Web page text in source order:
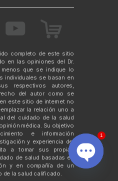
completo de este sitio
en las opiniones del Dr.
que se indique lo
individuales se basan en
respectivos autores,
del autor como se
este sitio de internet no
la relación uno a
del cuidado de la salud
médica. Su objetivo
e información
y experiencia del
a tomar sus propias
de salud basadas en
y en compañía de un
de la salud calificado.
1